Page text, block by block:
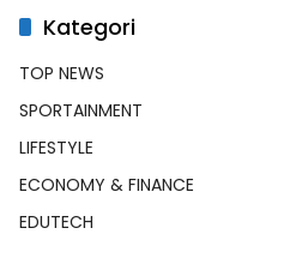
Kategori
TOP NEWS
SPORTAINMENT
LIFESTYLE
ECONOMY & FINANCE
EDUTECH